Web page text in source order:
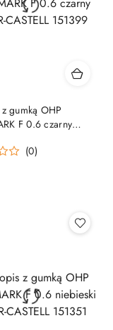
gumką OHP
F 0.6 czarny
(0)